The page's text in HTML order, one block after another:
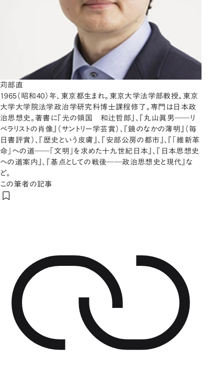
苅部直
1965（昭和40）年、東京都生まれ。東京大学法学部教授。東京
大学大学院法学政治学研究科博士課程修了。専門は日本政
治思想史。著書に『光の領国 和辻哲郎』、『丸山眞男――リ
ベラリストの肖像』（サントリー学芸賞）、『鏡のなかの薄明』（毎
日書評賞）、『歴史という皮膚』、『安部公房の都市』、『「維新革
命」への道――「文明」を求めた十九世紀日本』、『日本思想史
への道案内』、『基点としての戦後――政治思想史と現代』な
ど。
この筆者の記事